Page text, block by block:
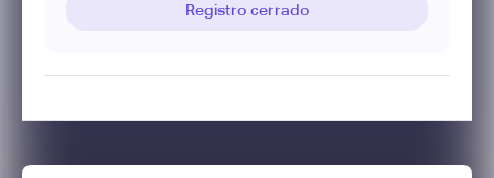
Registro cerrado